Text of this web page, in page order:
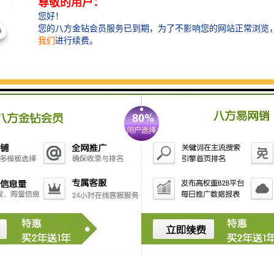
8、打桩机配合射水、吸泥下沉时，应与有关人员预先联
系，并在工作中互相关照。
9、接长管柱或桩及安装桩帽时，工作人员必须佩戴安全
10、下沉过程中，严禁进行机械的保养、维护工作。
和电动机进行检查、保养。
七、打桩机长期停用，应入库保管，电动机要做好防潮
保护，控制盘上的仪表，应拆下装箱保管。
陆地上的挖掘机和水陆两用的挖掘机。挖掘机打桩机主
要用于打桩，桩的类型包括管桩、钢板桩、钢管桩、混
凝土预制桩、木桩及水上打的光伏桩等，挖机打桩机智
造大观。特别适用于市政、桥梁、围堰、建筑地基等中